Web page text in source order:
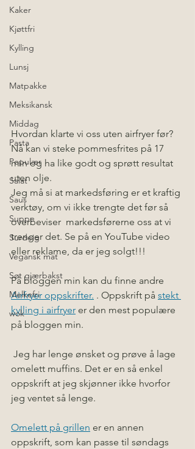
Kaker
Kjøttfri
Kylling
Lunsj
Matpakke
Meksikansk
Middag
Pasta
Populær
Salat
Saus
Suppe
Surdeig
Vegansk mat
Søt gjærbakst
Melkefri
wok
Hvordan klarte vi oss uten airfryer før?
Nå kan vi steke pommesfrites på 17
min og ha like godt og sprøtt resultat
uten olje.
Jeg må si at markedsføring er et kraftig
verktøy, om vi ikke trengte det før så
overbeviser  markedsførerne oss at vi
trenger det. Se på en YouTube video
eller reklame, da er jeg solgt!!!
På bloggen min kan du finne andre
Airfryer oppskrifter. . Oppskrift på stekt
kylling i airfryer er den mest populære
på bloggen min.
omelett muffins. Det er en så enkel
oppskrift at jeg skjønner ikke hvorfor
jeg ventet så lenge.
Omelett på grillen er en annen
oppskrift, som kan passe til søndags